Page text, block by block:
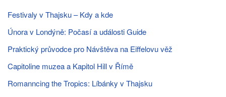
Festivaly v Thajsku – Kdy a kde
Února v Londýně: Počasí a události Guide
Praktický průvodce pro Návštěva na Eiffelovu věž
Capitoline muzea a Kapitol Hill v Římě
Romanncing the Tropics: Líbánky v Thajsku